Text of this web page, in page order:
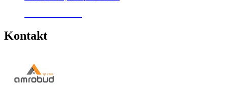
Kontakt